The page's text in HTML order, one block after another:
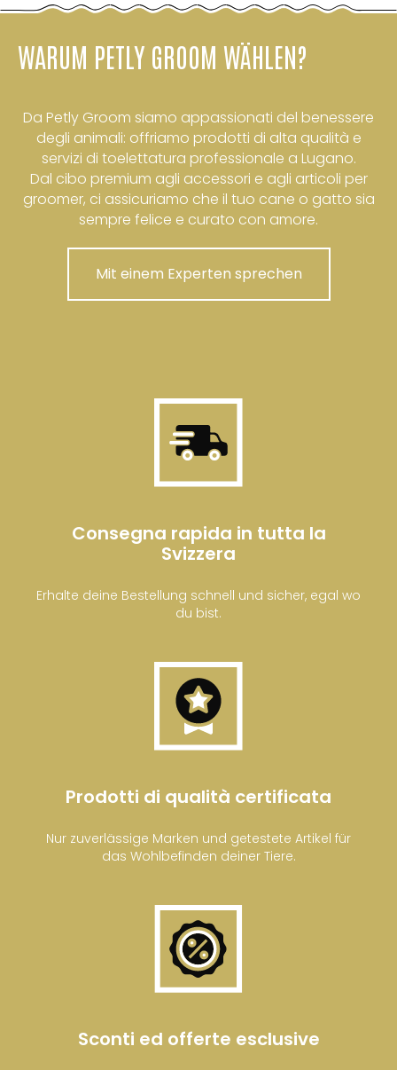
WARUM PETLY GROOM WÄHLEN?
Da Petly Groom siamo appassionati del benessere
degli animali: offriamo prodotti di alta qualità e
servizi di toelettatura professionale a Lugano.
Dal cibo premium agli accessori e agli articoli per
groomer, ci assicuriamo che il tuo cane o gatto sia
sempre felice e curato con amore.
Mit einem Experten sprechen
Consegna rapida in tutta la
Svizzera
Erhalte deine Bestellung schnell und sicher, egal wo
du bist.
Prodotti di qualità certificata
Nur zuverlässige Marken und getestete Artikel für
das Wohlbefinden deiner Tiere.
Sconti ed offerte esclusive